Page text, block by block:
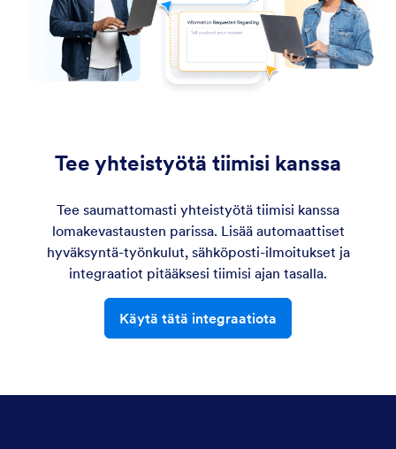
Tee yhteistyötä tiimisi kanssa
Tee saumattomasti yhteistyötä tiimisi kanssa
lomakevastausten parissa. Lisää automaattiset
hyväksyntä-työnkulut, sähköposti-ilmoitukset ja
integraatiot pitääksesi tiimisi ajan tasalla.
Käytä tätä integraatiota